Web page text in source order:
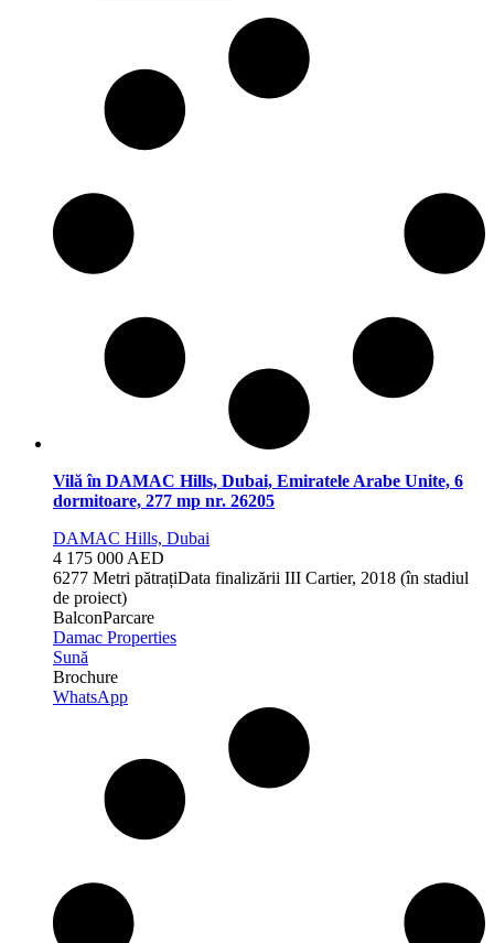
Vilă în DAMAC Hills, Dubai, Emiratele Arabe Unite, 6
dormitoare, 277 mp nr. 26205
DAMAC Hills, Dubai
4 175 000 AED
6277 Metri pătrațiData finalizării III Cartier, 2018 (în stadiul
de proiect)
BalconParcare
Damac Properties
Sună
Brochure
WhatsApp